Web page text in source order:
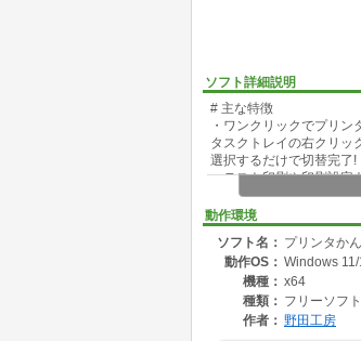
ソフト詳細説明
# 主な特徴
・ワンクリックでプリン
タスクトレイの右クリッ
選択するだけで切替完了!
・テスト印刷や印刷設定
プリンタのテスト印刷
面倒な設定画面もすぐに
・スタートアップ登録対
「スタートアップに登録
・軽量・常駐型で操作も
タスクトレイだけで操作
# 使い方
動作環境
ソフト名： プリンタか
動作OS： Windows
機種： x64
種類： フリーソフ
作者： 野田工房